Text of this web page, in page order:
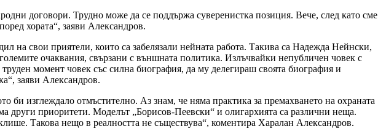
договори. Трудно може да се поддържа суверенистка позиция. Вече, след като сме
хората“, заяви Александров.
на свои приятели, които са забелязали нейната работа. Такива са Надежда Нейнски,
очаквания, свързани с външната политика. Излъчвайки непубличен човек с
момент човек със силна биография, да му делегираш своята биография и
заяви Александров.
би изглеждало отмъстително. Аз знам, че няма практика за премахването на охраната
приоритети. Моделът „Борисов-Пеевски“ и олигархията са различни неща.
Такова нещо в реалността не съществува“, коментира Харалан Александров.